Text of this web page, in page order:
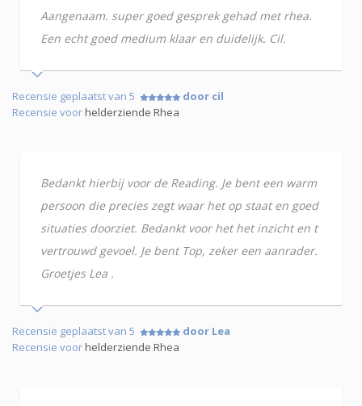
Aangenaam. super goed gesprek gehad met rhea.
Een echt goed medium klaar en duidelijk. Cil.
Recensie geplaatst van 5
door cil
Recensie voorhelderziende Rhea
Bedankt hierbij voor de Reading. Je bent een warm
persoon die precies zegt waar het op staat en goed
situaties doorziet. Bedankt voor het het inzicht en t
vertrouwd gevoel. Je bent Top, zeker een aanrader.
Groetjes Lea .
Recensie geplaatst van 5
door Lea
Recensie voorhelderziende Rhea